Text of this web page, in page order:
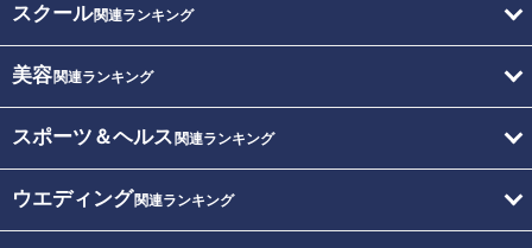
スクール関連ランキング
美容関連ランキング
スポーツ＆ヘルス 関連ランキング
ウエディング関連ランキング